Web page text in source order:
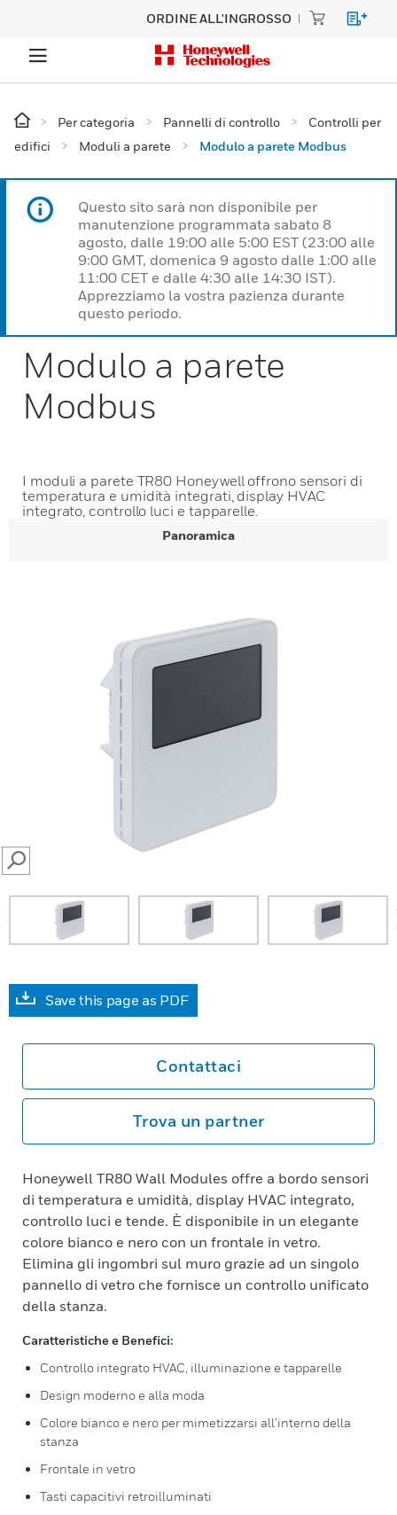
ORDINE ALL'INGROSSO
Per categoria Pannelli di controllo
Controlli per
edifici
Moduli a parete Modulo a parete Modbus
Questo sito sarà non disponibile per
manutenzione programmata sabato 8
agosto, dalle 19:00 alle 5:00 EST (23:00 alle
9:00 GMT, domenica 9 agosto dalle 1:00 alle
11:00 CET e dalle 4:30 alle 14:30 IST).
Apprezziamo la vostra pazienza durante
questo periodo.
Modulo a parete
Modbus
I moduli a parete TR80 Honeywell offrono sensori di
temperatura e umidità integrati, display HVAC
integrato, controllo luci e tapparelle.
Panoramica
SEARCH
Save this page as PDF
Contattaci
Trova un partner
Honeywell TR80 Wall Modules offre a bordo sensori
di temperatura e umidità, display HVAC integrato,
controllo luci e tende. È disponibile in un elegante
colore bianco e nero con un frontale in vetro.
Elimina gli ingombri sul muro grazie ad un singolo
pannello di vetro che fornisce un controllo unificato
della stanza.
Caratteristiche e Benefici:
Controllo integrato HVAC, illuminazione e tapparelle
Design moderno e alla moda
Colore bianco e nero per mimetizzarsi all’interno della
stanza
Frontale in vetro
Tasti capacitivi retroilluminati